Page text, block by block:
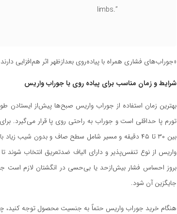
limbs.”
«جوراب‌های فشاری همراه با پیاده‌روی بعدازظهر اثر هم‌افزایی
شرایط و زمان مناسب برای پیاده روی با جوراب واریس
بهترین زمان استفاده از جوراب واریس صبح‌ها پیش‌از ایستادن
تورم پا حداقلی است و جوراب به راحتی روی پا قرار می‌گیرد.
بین ۳۰ تا ۴۵ دقیقه و مسیر شامل سطح صاف و بدون شیب
واریس از نوع تنفس‌پذیر و دارای الیاف ضدتعریق انتخاب
بروز احساس فشار بیش‌ازحد یا بی‌حسی در انگشتان لازم است
جایگزین آن شود.
هنگام خرید جوراب واریس حتماً به جنسیت محصول توجه